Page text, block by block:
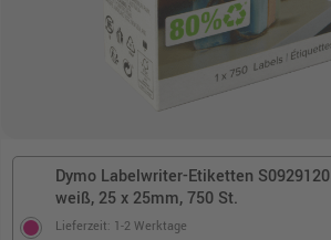
Dymo Labelwriter-Etiketten S0929120
weiß, 25 x 25mm, 750 St.
Lieferzeit: 1-2 Werktage